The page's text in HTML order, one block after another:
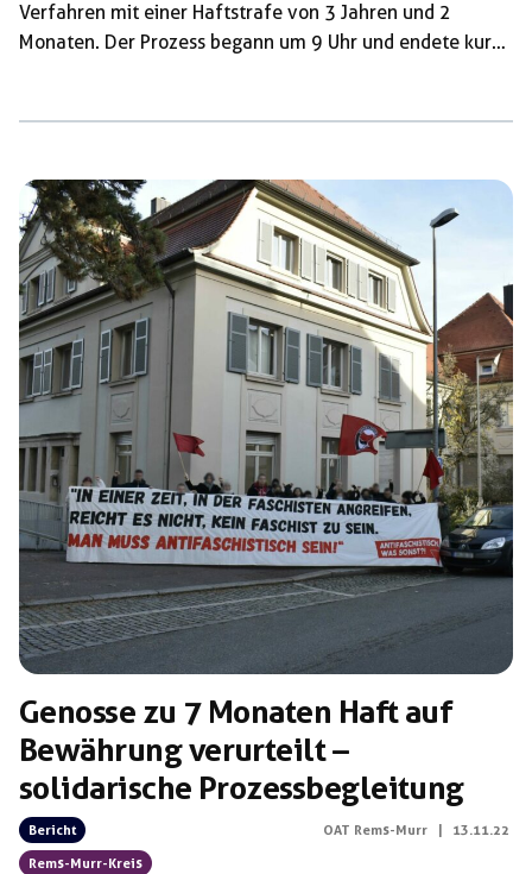
Verfahren mit einer Haftstrafe von 3 Jahren und 2
Monaten. Der Prozess begann um 9 Uhr und endete kurz
dem Plädoyer verlangt die Staatsanwaltschaft 3 Jahre 8
Monate, unter anderem mit der Begründung, dass die […]
Genosse zu 7 Monaten Haft auf
Bewährung verurteilt –
solidarische Prozessbegleitung
Bericht
Rems-Murr-Kreis
OAT Rems-Murr 13.11.22